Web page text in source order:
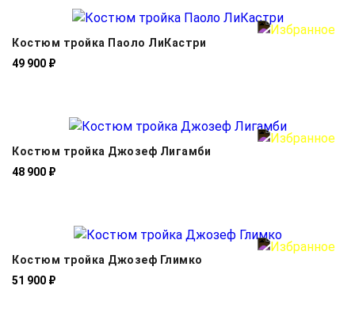
Костюм тройка Паоло ЛиКастри
49 900 ₽
Костюм тройка Джозеф Лигамби
48 900 ₽
Костюм тройка Джозеф Глимко
51 900 ₽